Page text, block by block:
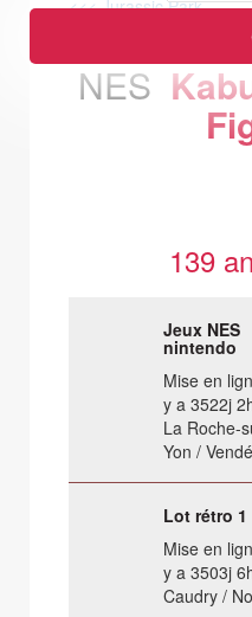
<<< Jurassic Park
NES
139
Jeux NES
nintendo
Mise en
y a 3522j
La Roche-
Yon /
Lot rétro 1
Mise en
y a 3503j
Caudry /